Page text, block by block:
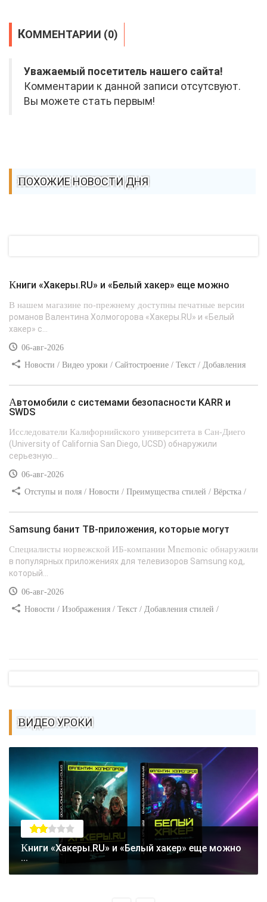
КОММЕНТАРИИ (0)
Уважаемый посетитель нашего сайта!
Комментарии к данной записи отсутсвуют.
Вы можете стать первым!
ПОХОЖИЕ НОВОСТИ ДНЯ
Книги «Хакеры.RU» и «Белый хакер» еще можно
В нашем магазине по-прежнему доступны печатные версии
романов Валентина Холмогорова «Хакеры.RU» и «Белый
хакер» с...
06-авг-2026
Новости / Видео уроки / Сайтостроение / Текст / Добавления
Автомобили с системами безопасности KARR и
SWDS
Исследователи Калифорнийского университета в Сан-Диего
(University of California San Diego, UCSD) обнаружили
серьезную...
06-авг-2026
Отступы и поля / Новости / Преимущества стилей / Вёрстка /
Samsung банит ТВ-приложения, которые могут
Специалисты норвежской ИБ-компании Mnemonic обнаружили
в популярных приложениях для телевизоров Samsung код,
который...
06-авг-2026
Новости / Изображения / Текст / Добавления стилей /
ВИДЕО УРОКИ
Книги «Хакеры.RU» и «Белый хакер» еще можно
...